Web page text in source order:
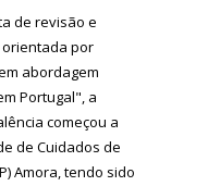
de revisão e
orientada por
abordagem
Portugal", a
começou a
de Cuidados de
Amora, tendo sido